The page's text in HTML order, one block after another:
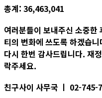
총계: 36,463,041
여러분들이 보내주신 소중한
티의 변화에 쓰도록 하겠습니
다시 한번 감사드립니다. 재
락주세요.
친구사이 사무국 ㅣ 02-